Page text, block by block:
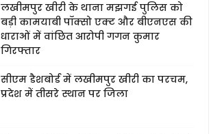
लखीमपुर खीरी के थाना मझगई पुलिस को
बड़ी कामयाबी पॉक्सो एक्ट और बीएनएस की
धाराओं में वांछित आरोपी गगन कुमार
गिरफ्तार
सीएम डैशबोर्ड में लखीमपुर खीरी का परचम,
प्रदेश में तीसरे स्थान पर जिला